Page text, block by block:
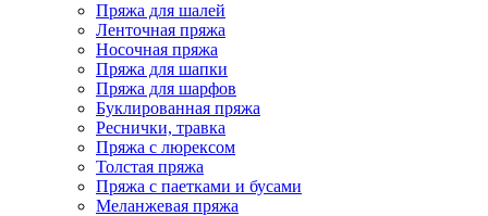
Пряжа для шалей
Ленточная пряжа
Носочная пряжа
Пряжа для шапки
Пряжа для шарфов
Буклированная пряжа
Реснички, травка
Пряжа с люрексом
Толстая пряжа
Пряжа с паетками и бусами
Меланжевая пряжа